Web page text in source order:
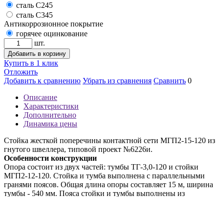
сталь С245
сталь С345
Антикоррозионное покрытие
горячее оцинкование
шт.
Добавить в корзину
Купить в 1 клик
Отложить
Добавить к сравнению Убрать из сравнения Сравнить 0
Описание
Характеристики
Дополнительно
Динамика цены
Стойка жесткой поперечины контактной сети МГП2-15-120 из
гнутого швеллера, типовой проект №6226и.
Особенности конструкции
Опора состоит из двух частей: тумбы ТГ-3,0-120 и стойки
МГП2-12-120. Стойка и тумба выполнена с параллельными
гранями поясов. Общая длина опоры составляет 15 м, ширина
тумбы - 540 мм. Пояса стойки и тумбы выполнены из